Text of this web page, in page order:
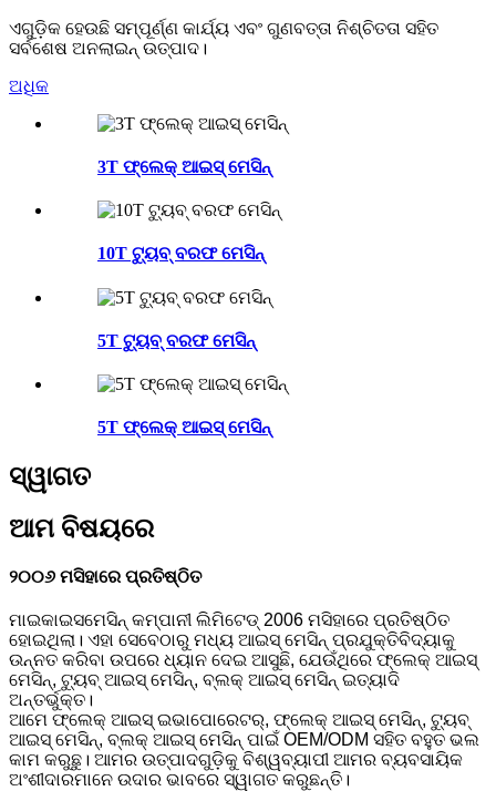
ଏଗୁଡ଼ିକ ହେଉଛି ସମ୍ପୂର୍ଣ୍ଣ କାର୍ଯ୍ୟ ଏବଂ ଗୁଣବତ୍ତା ନିଶ୍ଚିତତା ସହିତ
ସର୍ବଶେଷ ଅନଲାଇନ୍ ଉତ୍ପାଦ।
ଅଧିକ
3T ଫ୍ଲେକ୍ ଆଇସ୍ ମେସିନ୍
10T ଟ୍ୟୁବ୍ ବରଫ ମେସିନ୍
5T ଟ୍ୟୁବ୍ ବରଫ ମେସିନ୍
5T ଫ୍ଲେକ୍ ଆଇସ୍ ମେସିନ୍
ସ୍ୱାଗତ
ଆମ ବିଷୟରେ
୨୦୦୬ ମସିହାରେ ପ୍ରତିଷ୍ଠିତ
ମାଇକାଇସମେସିନ୍ କମ୍ପାନୀ ଲିମିଟେଡ୍ 2006 ମସିହାରେ ପ୍ରତିଷ୍ଠିତ
ହୋଇଥିଲା। ଏହା ସେବେଠାରୁ ମଧ୍ୟ ଆଇସ୍ ମେସିନ୍ ପ୍ରଯୁକ୍ତିବିଦ୍ୟାକୁ
ଉନ୍ନତ କରିବା ଉପରେ ଧ୍ୟାନ ଦେଇ ଆସୁଛି, ଯେଉଁଥିରେ ଫ୍ଲେକ୍ ଆଇସ୍
ମେସିନ୍, ଟ୍ୟୁବ୍ ଆଇସ୍ ମେସିନ୍, ବ୍ଲକ୍ ଆଇସ୍ ମେସିନ୍ ଇତ୍ୟାଦି
ଅନ୍ତର୍ଭୁକ୍ତ।
ଆମେ ଫ୍ଲେକ୍ ଆଇସ୍ ଇଭାପୋରେଟର୍, ଫ୍ଲେକ୍ ଆଇସ୍ ମେସିନ୍, ଟ୍ୟୁବ୍
ଆଇସ୍ ମେସିନ୍, ବ୍ଲକ୍ ଆଇସ୍ ମେସିନ୍ ପାଇଁ OEM/ODM ସହିତ ବହୁତ ଭଲ
କାମ କରୁଛୁ। ଆମର ଉତ୍ପାଦଗୁଡ଼ିକୁ ବିଶ୍ୱବ୍ୟାପୀ ଆମର ବ୍ୟବସାୟିକ
ଅଂଶୀଦାରମାନେ ଉଦାର ଭାବରେ ସ୍ୱାଗତ କରୁଛନ୍ତି।